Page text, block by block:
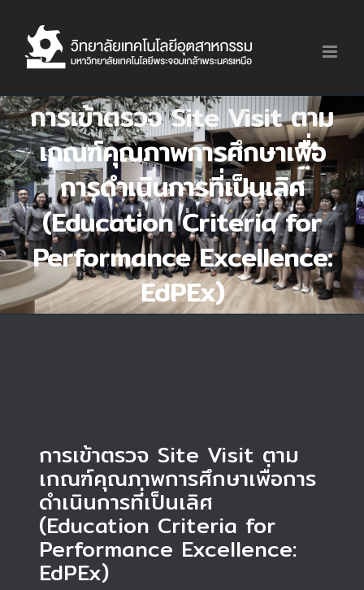
content
การเข้าตรวจ Site Visit ตาม
เกณฑ์คุณภาพการศึกษาเพื่อ
การดำเนินการที่เป็นเลิศ
(Education Criteria for
Performance Excellence:
EdPEx)
การเข้าตรวจ Site Visit ตาม
เกณฑ์คุณภาพการศึกษาเพื่อการ
ดำเนินการที่เป็นเลิศ
(Education Criteria for
Performance Excellence:
EdPEx)